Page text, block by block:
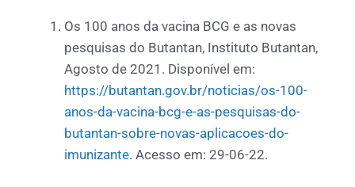
Os 100 anos da vacina BCG e as novas
pesquisas do Butantan, Instituto Butantan,
Agosto de 2021. Disponível em:
https://butantan.gov.br/noticias/os-100-
anos-da-vacina-bcg-e-as-pesquisas-do-
butantan-sobre-novas-aplicacoes-do-
imunizante. Acesso em: 29-06-22.